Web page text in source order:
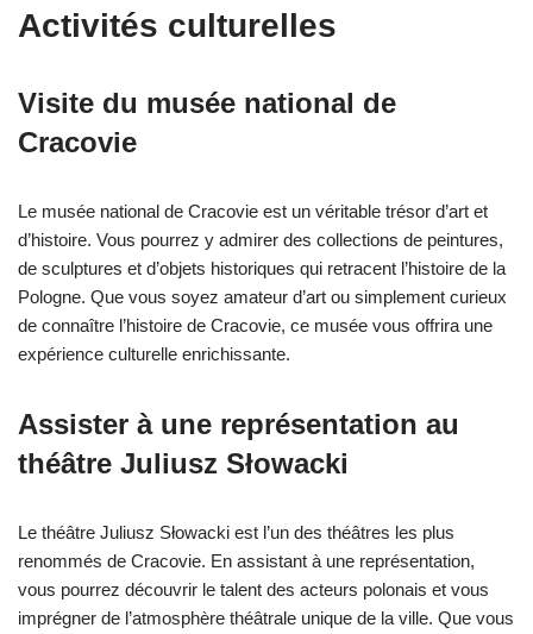
Activités culturelles
Visite du musée national de
Cracovie
Le musée national de Cracovie est un véritable trésor d’art et
d’histoire. Vous pourrez y admirer des collections de peintures,
de sculptures et d’objets historiques qui retracent l’histoire de la
Pologne. Que vous soyez amateur d’art ou simplement curieux
de connaître l’histoire de Cracovie, ce musée vous offrira une
expérience culturelle enrichissante.
Assister à une représentation au
théâtre Juliusz Słowacki
Le théâtre Juliusz Słowacki est l’un des théâtres les plus
renommés de Cracovie. En assistant à une représentation,
vous pourrez découvrir le talent des acteurs polonais et vous
imprégner de l’atmosphère théâtrale unique de la ville. Que vous